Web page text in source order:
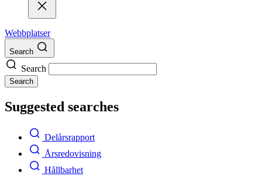
Webbplatser
Search
Search
Search
Suggested searches
Delårsrapport
Årsredovisning
Hållbarhet